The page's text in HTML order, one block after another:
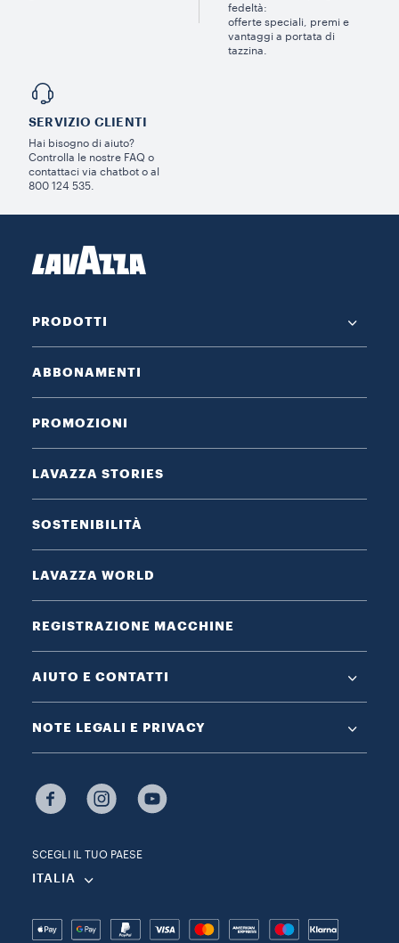
fedeltà:
offerte speciali, premi e
vantaggi a portata di
tazzina.
SERVIZIO CLIENTI​
Hai bisogno di aiuto?​
Controlla le nostre FAQ o
contattaci via chatbot o al
800 124 535.
PRODOTTI
ABBONAMENTI
PROMOZIONI
LAVAZZA STORIES
SOSTENIBILITÀ
LAVAZZA WORLD
REGISTRAZIONE MACCHINE
AIUTO E CONTATTI
NOTE LEGALI E PRIVACY
SCEGLI IL TUO PAESE
ITALIA